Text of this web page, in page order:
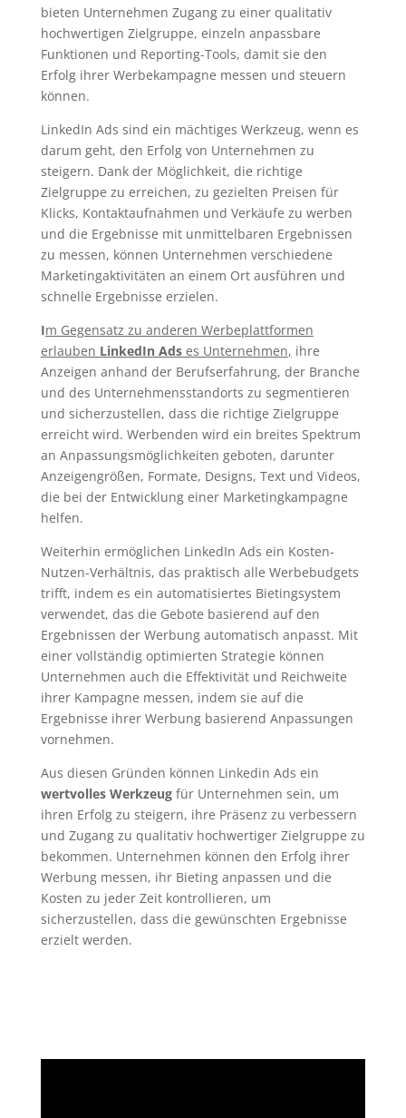
bieten Unternehmen Zugang zu einer qualitativ
hochwertigen Zielgruppe, einzeln anpassbare
Funktionen und Reporting-Tools, damit sie den
Erfolg ihrer Werbekampagne messen und steuern
können.
LinkedIn Ads sind ein mächtiges Werkzeug, wenn es
darum geht, den Erfolg von Unternehmen zu
steigern. Dank der Möglichkeit, die richtige
Zielgruppe zu erreichen, zu gezielten Preisen für
Klicks, Kontaktaufnahmen und Verkäufe zu werben
und die Ergebnisse mit unmittelbaren Ergebnissen
zu messen, können Unternehmen verschiedene
Marketingaktivitäten an einem Ort ausführen und
schnelle Ergebnisse erzielen.
Im Gegensatz zu anderen Werbeplattformen
erlauben LinkedIn Adses Unternehmen, ihre
Anzeigen anhand der Berufserfahrung, der Branche
und des Unternehmensstandorts zu segmentieren
und sicherzustellen, dass die richtige Zielgruppe
erreicht wird. Werbenden wird ein breites Spektrum
an Anpassungsmöglichkeiten geboten, darunter
Anzeigengrößen, Formate, Designs, Text und Videos,
die bei der Entwicklung einer Marketingkampagne
helfen.
Weiterhin ermöglichen LinkedIn Ads ein Kosten-
Nutzen-Verhältnis, das praktisch alle Werbebudgets
trifft, indem es ein automatisiertes Bietingsystem
verwendet, das die Gebote basierend auf den
Ergebnissen der Werbung automatisch anpasst. Mit
einer vollständig optimierten Strategie können
Unternehmen auch die Effektivität und Reichweite
ihrer Kampagne messen, indem sie auf die
Ergebnisse ihrer Werbung basierend Anpassungen
vornehmen.
Aus diesen Gründen können Linkedin Ads ein
wertvolles Werkzeugfür Unternehmen sein, um
ihren Erfolg zu steigern, ihre Präsenz zu verbessern
und Zugang zu qualitativ hochwertiger Zielgruppe zu
bekommen. Unternehmen können den Erfolg ihrer
Werbung messen, ihr Bieting anpassen und die
Kosten zu jeder Zeit kontrollieren, um
sicherzustellen, dass die gewünschten Ergebnisse
erzielt werden.